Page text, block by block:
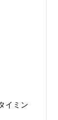
イミン